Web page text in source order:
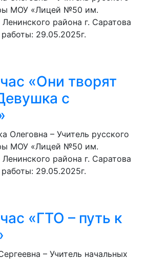
МОУ «Лицей №50 им.
района г. Саратова
29.05.2025г.
«Они творят
с
Олеговна – Учитель русского
МОУ «Лицей №50 им.
района г. Саратова
29.05.2025г.
«ГТО – путь к
– Учитель начальных